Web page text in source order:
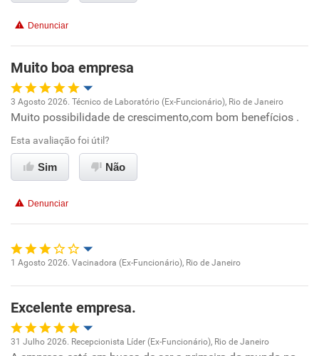
Não recomenda esta empresa
Não recomenda a diretoria
Denunciar
Muito boa empresa
Oportunidade de promoção
Ambiente de trabalho
Benefícios
Recomenda esta empresa
3 Agosto 2026. Técnico de Laboratório (Ex-Funcionário), Rio de Janeiro
Muito possibilidade de crescimento,com bom benefícios .
Esta avaliação foi útil?
Sim Não
Denunciar
Ambiente de trabalho
Conciliação com a vida familiar
1 Agosto 2026. Vacinadora (Ex-Funcionário), Rio de Janeiro
Excelente empresa.
31 Julho 2026. Recepcionista Líder (Ex-Funcionário), Rio de Janeiro